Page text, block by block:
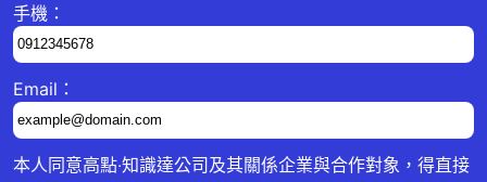
手機：
Email：
本人同意高點‧知識達公司及其關係企業與合作對象，得直接